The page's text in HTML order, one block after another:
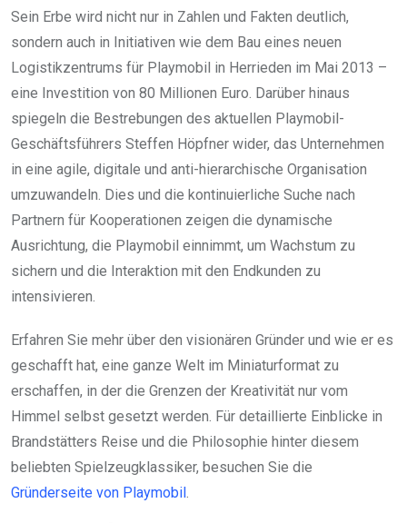
Sein Erbe wird nicht nur in Zahlen und Fakten deutlich,
sondern auch in Initiativen wie dem Bau eines neuen
Logistikzentrums für Playmobil in Herrieden im Mai 2013 –
eine Investition von 80 Millionen Euro. Darüber hinaus
spiegeln die Bestrebungen des aktuellen Playmobil-
Geschäftsführers Steffen Höpfner wider, das Unternehmen
in eine agile, digitale und anti-hierarchische Organisation
umzuwandeln. Dies und die kontinuierliche Suche nach
Partnern für Kooperationen zeigen die dynamische
Ausrichtung, die Playmobil einnimmt, um Wachstum zu
sichern und die Interaktion mit den Endkunden zu
intensivieren.
Erfahren Sie mehr über den visionären Gründer und wie er es
geschafft hat, eine ganze Welt im Miniaturformat zu
erschaffen, in der die Grenzen der Kreativität nur vom
Himmel selbst gesetzt werden. Für detaillierte Einblicke in
Brandstätters Reise und die Philosophie hinter diesem
beliebten Spielzeugklassiker, besuchen Sie die
Gründerseite von Playmobil .